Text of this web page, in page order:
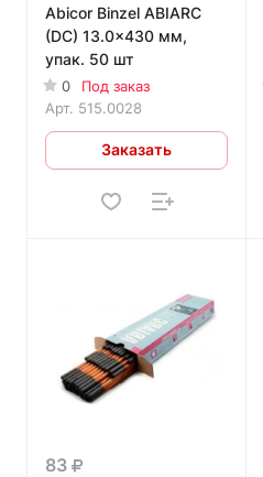
Abicor Binzel ABIARC
(DC) 13.0x430 мм,
упак. 50 шт
0
Под заказ
Арт. 515.0028
Заказать
83